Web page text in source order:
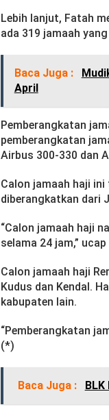
Lebih lanjut, Fatah
ada 319 jamaah
Baca Juga :
April
Pemberangkatan
pemberangkatan
Airbus 300-330 dan
Calon jamaah haji
diberangkatkan dari
“Calon jamaah haji
selama 24 jam,”
Calon jamaah haji
Kudus dan Kendal.
kabupaten lain.
“Pemberangkatan
(*)
Baca Juga :